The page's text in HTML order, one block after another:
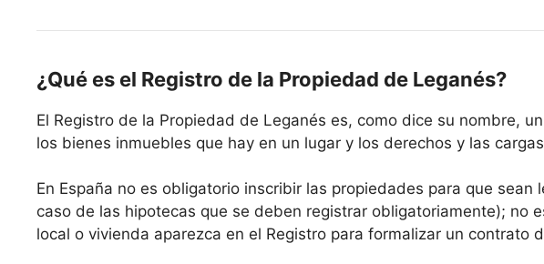
¿Qué es el Registro de la Propiedad de Leganés?
El Registro de la Propiedad de Leganés es, como dice su nombre,
los bienes inmuebles que hay en un lugar y los derechos y las
En España no es obligatorio inscribir las propiedades para que
caso de las hipotecas que se deben registrar obligatoriamente); no
local o vivienda aparezca en el Registro para formalizar un contrato